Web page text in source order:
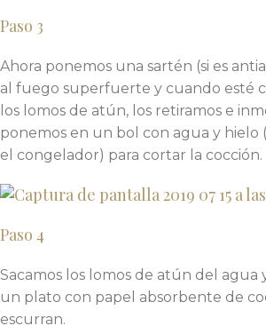
Paso 3
Ahora ponemos una sartén (si es
al fuego superfuerte y cuando esté
los lomos de atún, los retiramos e
ponemos en un bol con agua y hielo
el congelador) para cortar la cocción.
Paso 4
Sacamos los lomos de atún del agua
un plato con papel absorbente de
escurran.